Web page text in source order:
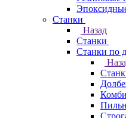
Станки
Назад
Станки
Станки по